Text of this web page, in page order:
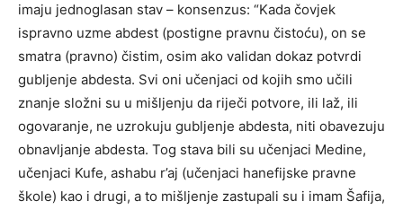
imaju jednoglasan stav – konsenzus: “Kada čovjek
ispravno uzme abdest (postigne pravnu čistoću), on se
smatra (pravno) čistim, osim ako validan dokaz potvrdi
gubljenje abdesta. Svi oni učenjaci od kojih smo učili
znanje složni su u mišljenju da riječi potvore, ili laž, ili
ogovaranje, ne uzrokuju gubljenje abdesta, niti obavezuju
obnavljanje abdesta. Tog stava bili su učenjaci Medine,
učenjaci Kufe, ashabu r’aj (učenjaci hanefijske pravne
škole) kao i drugi, a to mišljenje zastupali su i imam Šafija,